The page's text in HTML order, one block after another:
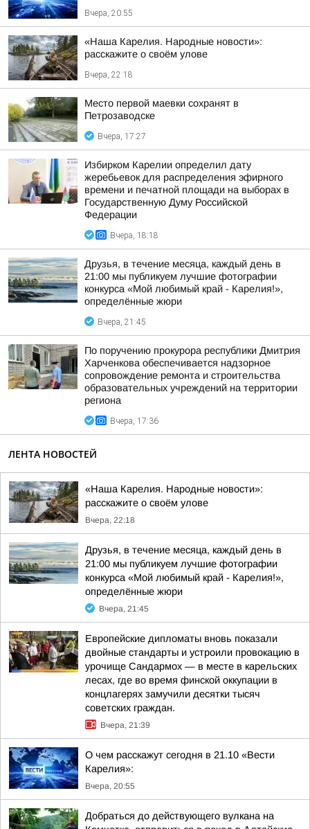
Вчера, 20:55
«Наша Карелия. Народные новости»:
расскажите о своём улове
Вчера, 22:18
Место первой маевки сохранят в
Петрозаводске
Вчера, 17:27
Избирком Карелии определил дату
жеребьевок для распределения эфирного
времени и печатной площади на выборах в
Государственную Думу Российской
Федерации
Вчера, 18:18
Друзья, в течение месяца, каждый день в
21:00 мы публикуем лучшие фотографии
конкурса «Мой любимый край - Карелия!»,
определённые жюри
Вчера, 21:45
По поручению прокурора республики Дмитрия
Харченкова обеспечивается надзорное
сопровождение ремонта и строительства
образовательных учреждений на территории
региона
Вчера, 17:36
ЛЕНТА НОВОСТЕЙ
«Наша Карелия. Народные новости»:
расскажите о своём улове
Вчера, 22:18
Друзья, в течение месяца, каждый день в
21:00 мы публикуем лучшие фотографии
конкурса «Мой любимый край - Карелия!»,
определённые жюри
Вчера, 21:45
Европейские дипломаты вновь показали
двойные стандарты и устроили провокацию в
урочище Сандармох — в месте в карельских
лесах, где во время финской оккупации в
концлагерях замучили десятки тысяч
советских граждан.
Вчера, 21:39
О чем расскажут сегодня в 21.10 «Вести
Карелия»:
Вчера, 20:55
Добраться до действующего вулкана на